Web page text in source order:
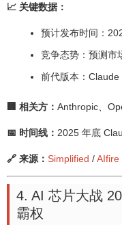
📈 关键数据：
预计发布时间：
竞争态势：预测市
前代版本：Claude
🏢 相关方： Anthropic、
📅 时间线： 2025 年底
🔗 来源： Simplified /AIfire
4. AI 芯片大战
霸权